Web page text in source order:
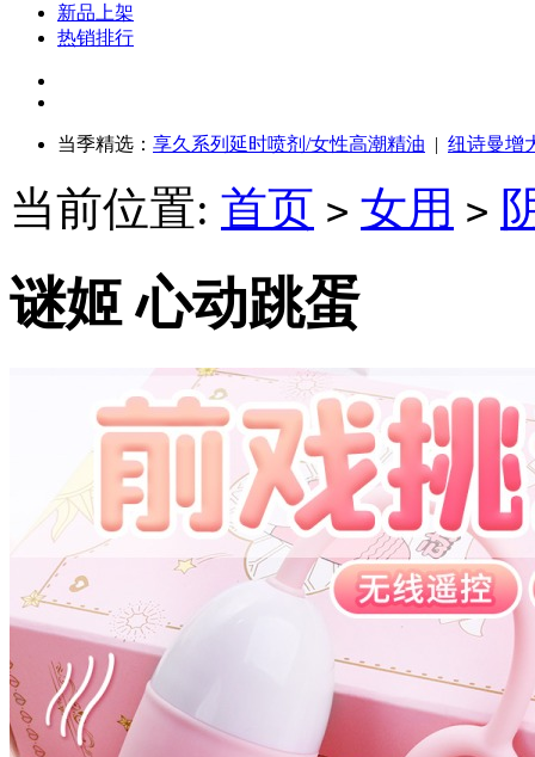
新品上架
热销排行
当季精选： 享久系列延时喷剂/女性高潮精油 | 纽诗曼增
当前位置: 首页 > 女用 >
谜姬 心动跳蛋